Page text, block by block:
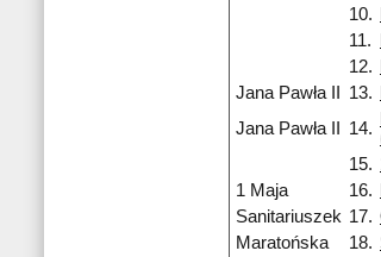
10.
11.
12.
Jana Pawła II
13.
Jana Pawła II
14.
15.
1 Maja
16.
Sanitariuszek 17.
Maratońska
18.